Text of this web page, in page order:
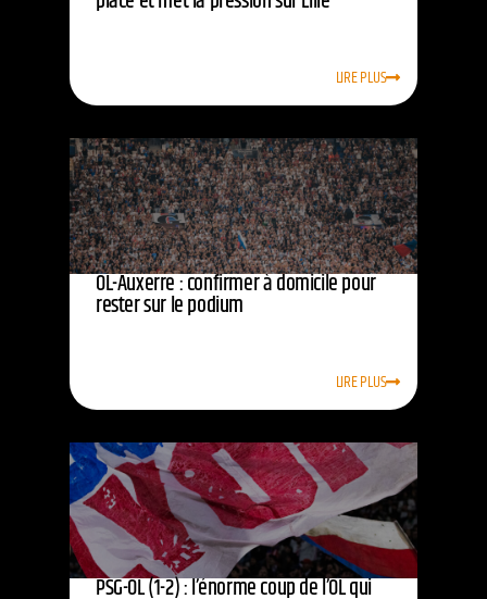
LIRE PLUS
OL-Auxerre : confirmer à domicile pour
rester sur le podium
LIRE PLUS
PSG-OL (1-2) : l’énorme coup de l’OL qui